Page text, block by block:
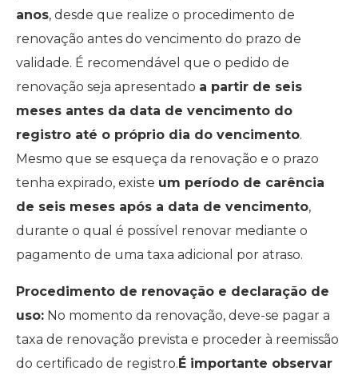
anos, desde que realize o procedimento de
renovação antes do vencimento do prazo de
validade. É recomendável que o pedido de
renovação seja apresentado a partir de seis
meses antes da data de vencimento do
registro até o próprio dia do vencimento.
Mesmo que se esqueça da renovação e o prazo
tenha expirado, existe um período de carência
de seis meses após a data de vencimento,
durante o qual é possível renovar mediante o
pagamento de uma taxa adicional por atraso.
Procedimento de renovação e declaração de
uso: No momento da renovação, deve-se pagar a
taxa de renovação prevista e proceder à reemissão
do certificado de registro.É importante observar